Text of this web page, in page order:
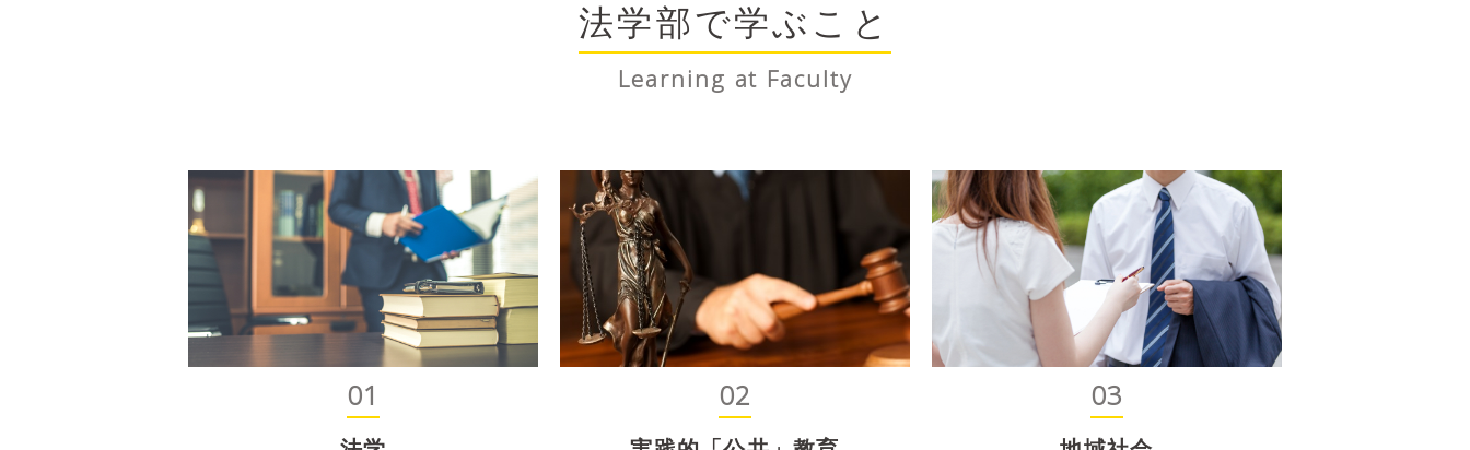
大学4年間では、学修に励むことが最重要であることはもちろんですが、それだけではなく、学内外の
いろんな活動に積極的にかかわっておくことが、就活対策の意味でも望まれます。昨年度からは、そ
うした学内外の活動を評価して単位認定するための受け皿科目も設けました。すでに、学内のノート
法学部ではありますが、社会に出てからのことも考えて、リメディアル教育への取り組みも強化して
います。たとえば、英語や数学は教養科目として、もともとありましたが、法学部の専門科目として
も、英語や数学担当の元高校教員に講師をお願いして、基礎学力を補強する授業を用意しています。
また、学生の皆さんに、就職に向けての意識を高めてもらおうと、「ビジネスマナー」という科目を
設け、いろんな職業人に登壇いただいて、職業の魅力などを語ってもらっています。
札幌学院大学法学部は、学生の皆さんのニーズに応えるべく、このように幅広く科目を展開していま
す。本学は決して大きな大学ではありませんので、少々背伸びしているところがあるかもしれませ
法学部で学ぶこと
Learning at Faculty
01 02 03